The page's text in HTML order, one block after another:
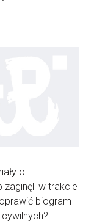
o
zaginęli w trakcie
biogram